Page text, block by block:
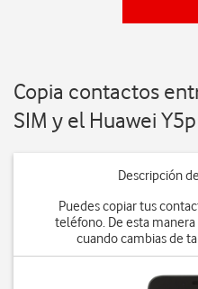
Copia contactos
SIM y el Huawei
Descripción
Puedes copiar tus
teléfono. De esta
cuando cambias de